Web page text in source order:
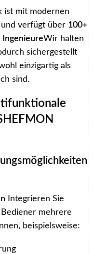
ist mit modernen
verfügt über 100+
IngenieureWir halten
sichergestellt
einzigartig als
sind.
Integrieren Sie
Bediener mehrere
beispielsweise: